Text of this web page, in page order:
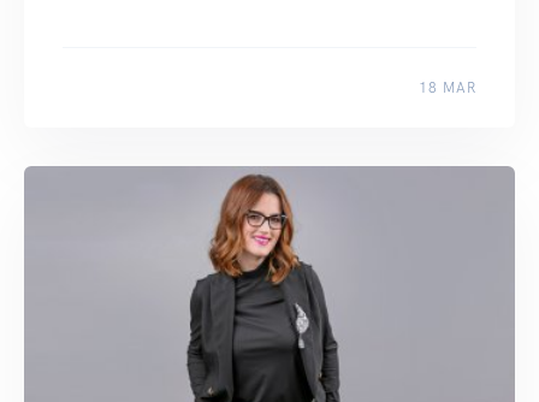
18 MAR